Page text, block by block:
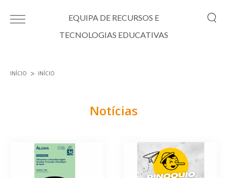
EQUIPA DE RECURSOS E
TECNOLOGIAS EDUCATIVAS
INÍCIO INÍCIO
Notícias
Páginas